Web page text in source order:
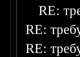
RE:
RE:
RE: